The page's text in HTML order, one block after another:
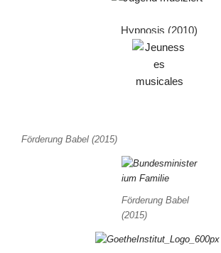
Hypnosis (2010)
Förderung Babel (2015)
Förderung Babel
(2015)